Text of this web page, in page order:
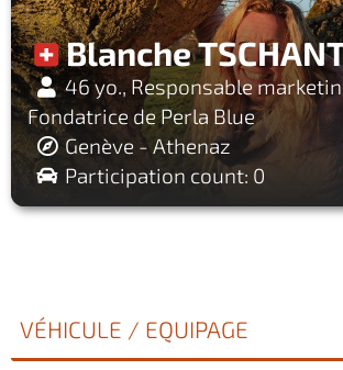
Blanche
46 yo., Responsable
Fondatrice de Perla Blue
Genève - Athenaz
Participation count: 0
VÉHICULE / EQUIPAGE